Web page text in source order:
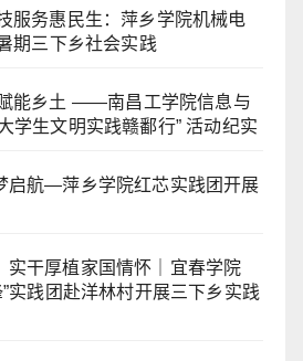
服务惠民生：萍乡学院机械电
期三下乡社会实践
能乡土 ——南昌工学院信息与
学生文明实践赣鄱行” 活动纪实
启航—萍乡学院红芯实践团开展
实干厚植家国情怀｜宜春学院
实践团赴洋林村开展三下乡实践